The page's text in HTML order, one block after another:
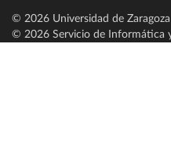
© 2026 Universidad de Zaragoza
© 2026 Servicio de Informática